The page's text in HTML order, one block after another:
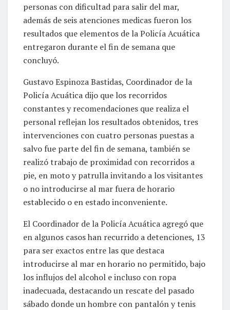
personas con dificultad para salir del mar,
además de seis atenciones medicas fueron los
resultados que elementos de la Policía Acuática
entregaron durante el fin de semana que
concluyó.
Gustavo Espinoza Bastidas, Coordinador de la
Policía Acuática dijo que los recorridos
constantes y recomendaciones que realiza el
personal reflejan los resultados obtenidos, tres
intervenciones con cuatro personas puestas a
salvo fue parte del fin de semana, también se
realizó trabajo de proximidad con recorridos a
pie, en moto y patrulla invitando a los visitantes
o no introducirse al mar fuera de horario
establecido o en estado inconveniente.
El Coordinador de la Policía Acuática agregó que
en algunos casos han recurrido a detenciones, 13
para ser exactos entre las que destaca
introducirse al mar en horario no permitido, bajo
los influjos del alcohol e incluso con ropa
inadecuada, destacando un rescate del pasado
sábado donde un hombre con pantalón y tenis